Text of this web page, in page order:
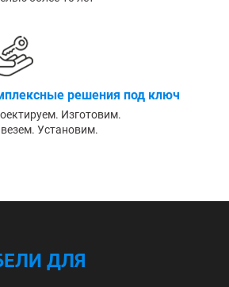
решения под ключ
Изготовим.
Установим.
ДЛЯ